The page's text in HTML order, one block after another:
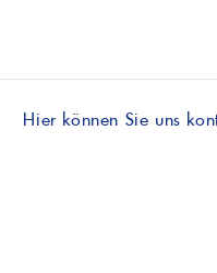
Hier können Sie uns